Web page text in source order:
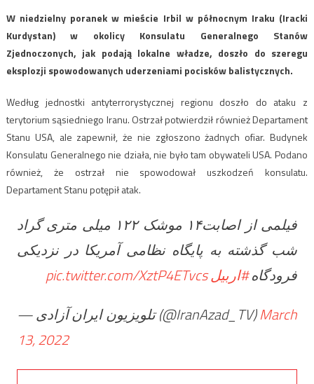
W niedzielny poranek w mieście Irbil w północnym Iraku (Iracki
Kurdystan) w okolicy Konsulatu Generalnego Stanów
Zjednoczonych, jak podają lokalne władze, doszło do szeregu
eksplozji spowodowanych uderzeniami pocisków balistycznych.
Według jednostki antyterrorystycznej regionu doszło do ataku z
terytorium sąsiedniego Iranu. Ostrzał potwierdził również Departament
Stanu USA, ale zapewnił, że nie zgłoszono żadnych ofiar. Budynek
Konsulatu Generalnego nie działa, nie było tam obywateli USA. Podano
również, że ostrzał nie spowodował uszkodzeń konsulatu.
Departament Stanu potępił atak.
فیلمی از اصابت١۴ موشک ١٢٢ میلی متری گراد
شب گذشته به پایگاه نظامی آمریکا در نزدیکی
فرودگاه#اربیلpic.twitter.com/XztP4ETvcs
— تلویزیون ایران آزادی (@IranAzad_TV)March
13, 2022